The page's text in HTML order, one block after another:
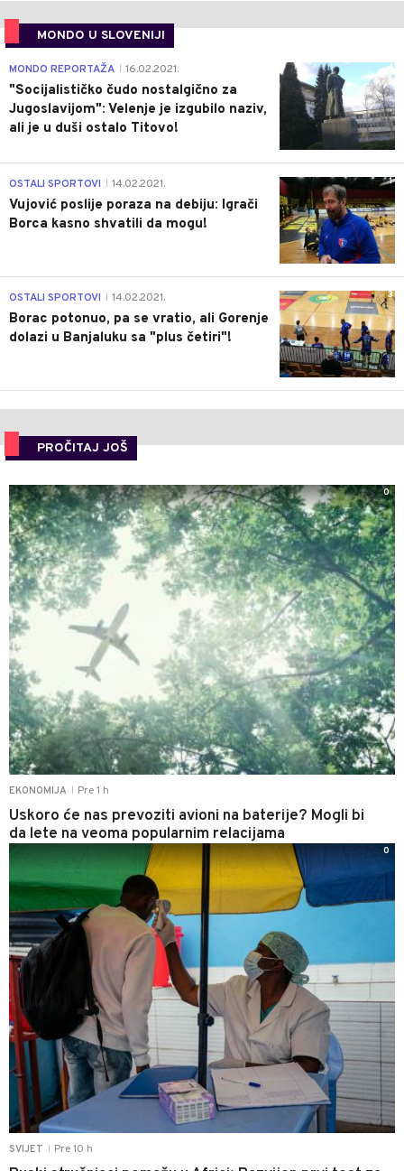
MONDO U SLOVENIJI
4
MONDO REPORTAŽA 16.02.2021.
"Socijalističko čudo nostalgično za
Jugoslavijom": Velenje je izgubilo naziv,
ali je u duši ostalo Titovo!
1
OSTALI SPORTOVI 14.02.2021.
Vujović poslije poraza na debiju: Igrači
Borca kasno shvatili da mogu!
3
OSTALI SPORTOVI 14.02.2021.
Borac potonuo, pa se vratio, ali Gorenje
dolazi u Banjaluku sa "plus četiri"!
PROČITAJ JOŠ
EKONOMIJA Pre 1 h
Uskoro će nas prevoziti avioni na baterije? Mogli bi
da lete na veoma popularnim relacijama
0
SVIJET Pre 10 h
0